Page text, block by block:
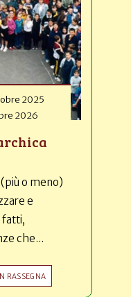
2025
2026
(più o meno)
e
fatti,
che...
RASSEGNA